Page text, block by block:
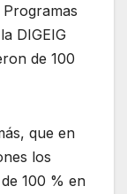
DIGEIG
de 100
que en
los
100 % en